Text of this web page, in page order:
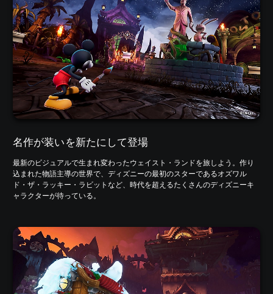
名作が装いを新たにして登場
最新のビジュアルで生まれ変わったウェイスト・ランドを旅しよう。作り
込まれた物語主導の世界で、ディズニーの最初のスターであるオズワル
ド・ザ・ラッキー・ラビットなど、時代を超えるたくさんのディズニーキ
ャラクターが待っている。